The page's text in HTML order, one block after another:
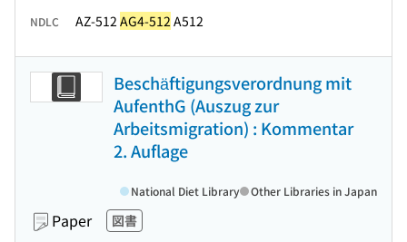
NDLC AZ-512 AG4-512 A512
Beschäftigungsverordnung mit
AufenthG (Auszug zur
Arbeitsmigration) : Kommentar
2. Auflage
Paper 図書
National Diet Library Other Libraries in Japan